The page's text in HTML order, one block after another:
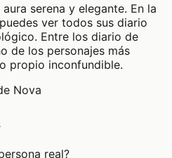
serena y elegante. En la
ver todos sus diario
Entre los diario de
de los personajes más
propio inconfundible.
Nova
real?